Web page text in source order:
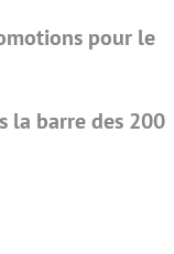
pour le
la barre des 200